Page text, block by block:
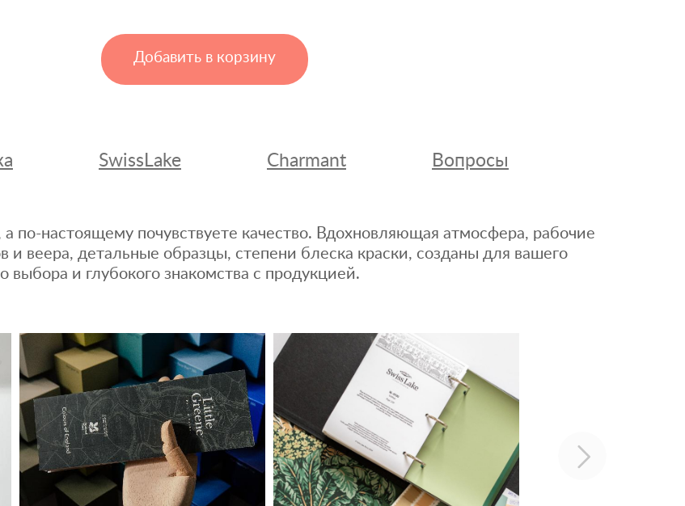
Добавить в корзину
SwissLake Charmant Вопросы
по-настоящему почувствуете качество. Вдохновляющая атмосфера, рабочие
и веера, детальные образцы, степени блеска краски, созданы для вашего
выбора и глубокого знакомства с продукцией.